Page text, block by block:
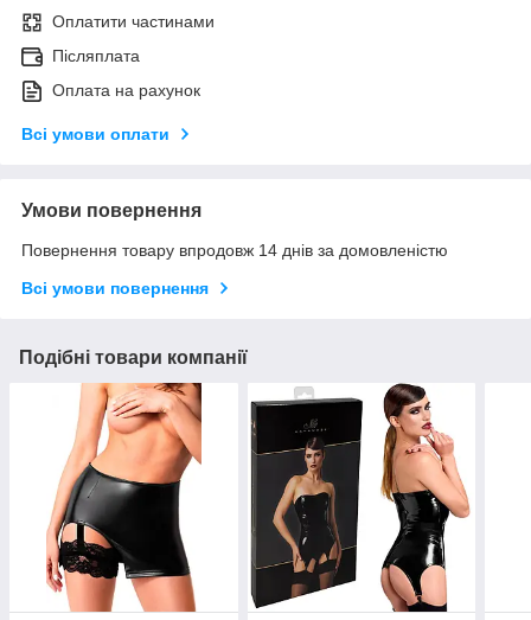
Оплатити частинами
Післяплата
Оплата на рахунок
Всі умови оплати
Умови повернення
Повернення товару впродовж 14 днів за домовленістю
Всі умови повернення
Подібні товари компанії